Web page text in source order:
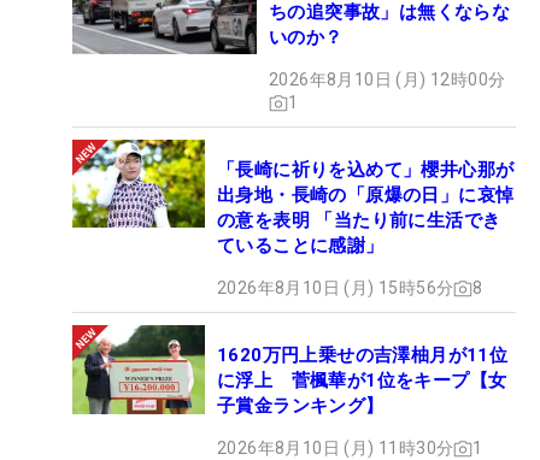
ちの追突事故」は無くならな
いのか？
2026年8月10日 (月) 12時00分
1
「長崎に祈りを込めて」櫻井心那が
出身地・長崎の「原爆の日」に哀悼
の意を表明 「当たり前に生活でき
ていることに感謝」
2026年8月10日 (月) 15時56分 8
1620万円上乗せの吉澤柚月が11位
に浮上 菅楓華が1位をキープ【女
子賞金ランキング】
2026年8月10日 (月) 11時30分 1